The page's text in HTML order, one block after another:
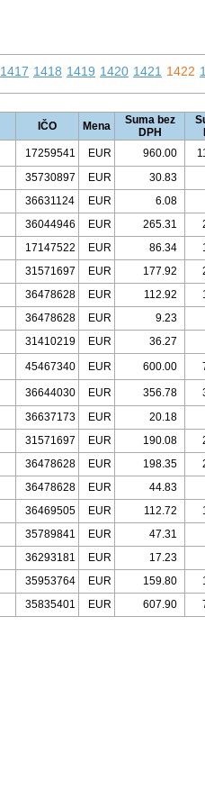
1417 1418 1419 1420 1421 1422
IČO Mena
Suma bez
DPH
17259541 EUR 960.00
35730897 EUR 30.83
36631124 EUR 6.08
36044946 EUR 265.31
17147522 EUR 86.34
31571697 EUR 177.92
36478628 EUR 112.92
36478628 EUR 9.23
31410219 EUR 36.27
45467340 EUR 600.00
36644030 EUR 356.78
36637173 EUR 20.18
31571697 EUR 190.08
36478628 EUR 198.35
36478628 EUR 44.83
36469505 EUR 112.72
35789841 EUR 47.31
36293181 EUR 17.23
35953764 EUR 159.80
35835401 EUR 607.90